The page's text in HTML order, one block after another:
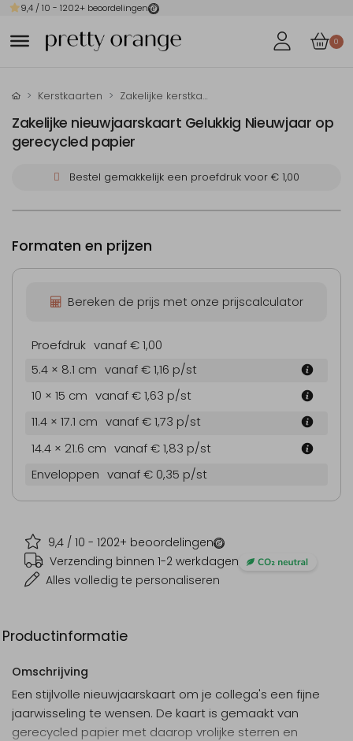
9,4 / 10 - 1202+ beoordelingen
0
Kerstkaarten Zakelijke kerstkaarten
Zakelijke nieuwjaarskaart Gelukkig Nieuwjaar op
gerecycled papier
Bestel gemakkelijk een proefdruk voor € 1,00
9,4 / 10 - 1202+ beoordelingen
Verzending binnen 1-2 werkdagen
Alles volledig te personaliseren
Formaten en prijzen
Bereken de prijs met onze prijscalculator
Proefdruk vanaf € 1,00
5.4 × 8.1 cm vanaf € 1,16 p/st
10 × 15 cm vanaf € 1,63 p/st
11.4 × 17.1 cm vanaf € 1,73 p/st
14.4 × 21.6 cm vanaf € 1,83 p/st
Enveloppen vanaf € 0,35 p/st
Productinformatie
Omschrijving
Een stijlvolle nieuwjaarskaart om je collega's een fijne
jaarwisseling te wensen. De kaart is gemaakt van
gerecycled papier met daarop vrolijke sterren en